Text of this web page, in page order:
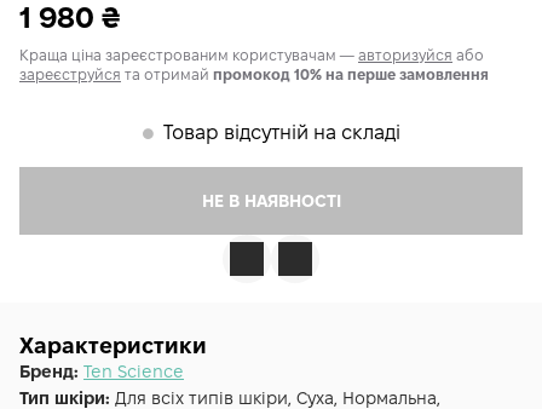
1 980 ₴
Краща ціна зареєстрованим користувачам — авторизуйся або
зареєструйся та отримай промокод 10% на перше замовлення
𒊹 Товар відсутній на складі
НЕ В НАЯВНОСТІ
Характеристики
Бренд: Ten Science
Тип шкіри: Для всіх типів шкіри, Суха, Нормальна,